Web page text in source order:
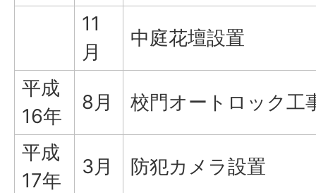
11
月
中庭花壇設置
平成
16年
8月 校門オートロック工
平成
17年
3月 防犯カメラ設置